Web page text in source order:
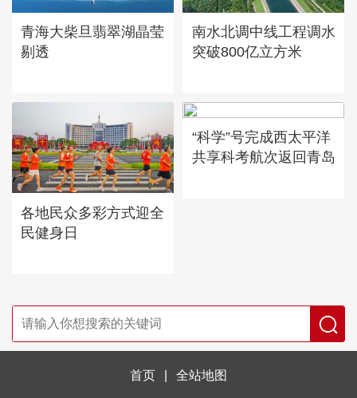
青海大柴旦翡翠湖晶莹
剔透
南水北调中线工程调水
突破800亿立方米
各地民众多彩方式迎全
民健身日
“科学”号完成西太平洋
共享科考航次返回青岛
首页 全站地图